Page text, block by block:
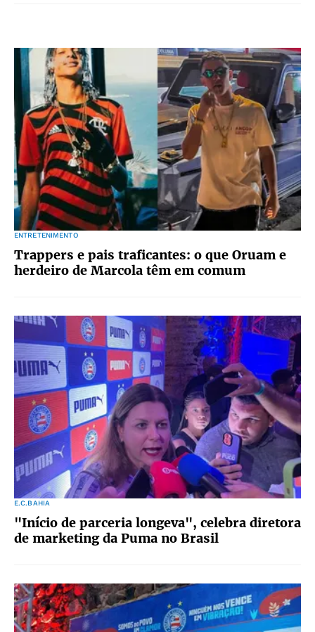
ENTRETENIMENTO
Trappers e pais traficantes: o que Oruam e
herdeiro de Marcola têm em comum
E.C.BAHIA
"Início de parceria longeva", celebra diretora
de marketing da Puma no Brasil